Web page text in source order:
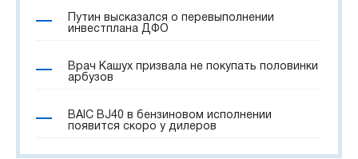
Путин высказался о перевыполнении
инвестплана ДФО
Врач Кашух призвала не покупать половинки
арбузов
BAIC BJ40 в бензиновом исполнении
появится скоро у дилеров